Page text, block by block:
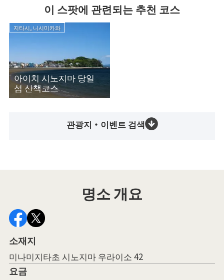
이 스팟에 관련되는 추천 코스
지타시, 니시미카와
아이치 시노지마 당일
섬 산책코스
관광지・이벤트 검색
명소 개요
소재지
미나미지타초 시노지마 우라이소 42
요금